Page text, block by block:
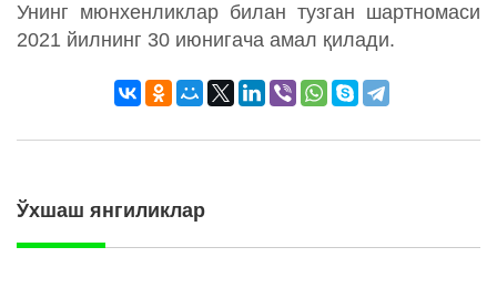
Унинг мюнхенликлар билан тузган шартномаси
2021 йилнинг 30 июнигача амал қилади.
Ўхшаш янгиликлар